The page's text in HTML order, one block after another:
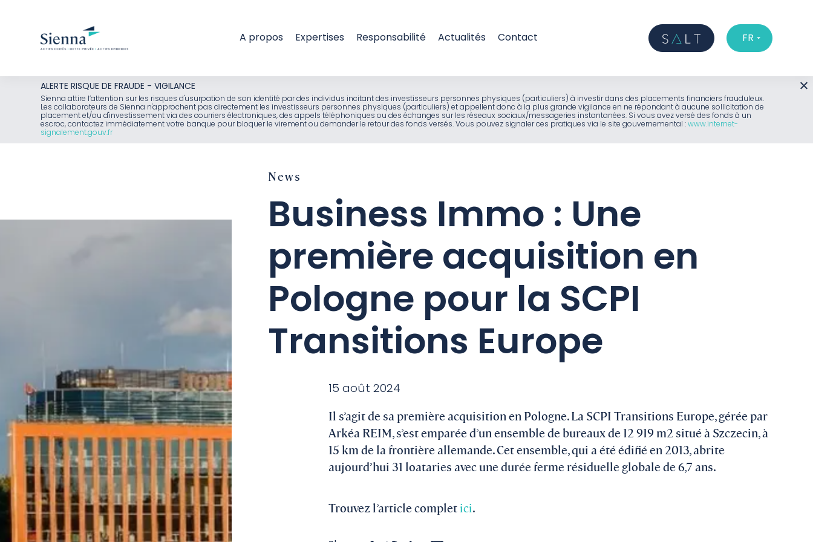
contenu
A propos Expertises Responsabilité Actualités Contact FR
ALERTE RISQUE DE FRAUDE - VIGILANCE
Sienna attire l’attention sur les risques d'usurpation de son identité par des individus incitant des investisseurs personnes physiques (particuliers) à investir dans des placements financiers frauduleux.
Les collaborateurs de Sienna n'approchent pas directement les investisseurs personnes physiques (particuliers) et appellent donc à la plus grande vigilance en ne répondant à aucune sollicitation de
placement et/ou d'investissement via des courriers électroniques, des appels téléphoniques ou des échanges sur les réseaux sociaux/messageries instantanées. Si vous avez versé des fonds à un
escroc, contactez immédiatement votre banque pour bloquer le virement ou demander le retour des fonds versés. Vous pouvez signaler ces pratiques via le site gouvernemental :www.internet-
signalement.gouv.fr
News
Business Immo : Une
première acquisition en
Pologne pour la SCPI
Transitions Europe
15 août 2024
Il s’agit de sa première acquisition en Pologne. La SCPI Transitions Europe, gérée par
Arkéa REIM, s’est emparée d’un ensemble de bureaux de 12 919 m2 situé à Szczecin, à
15 km de la frontière allemande. Cet ensemble, qui a été édifié en 2013, abrite
aujourd’hui 31 loataries avec une durée ferme résiduelle globale de 6,7 ans.
Trouvez l’article complet ici.